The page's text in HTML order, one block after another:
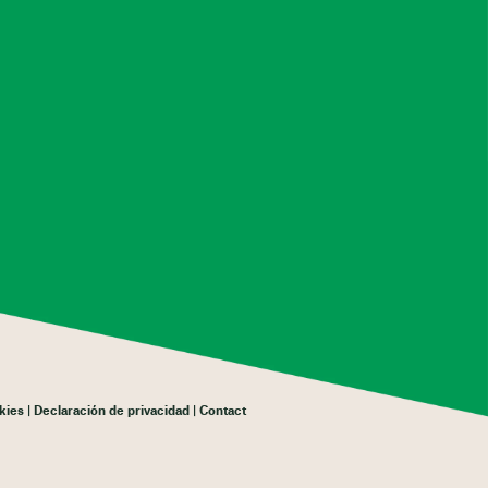
Declaración de privacidad Contact